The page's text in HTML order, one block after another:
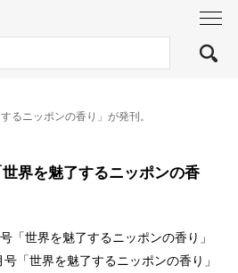
るニッポンの香り」が発刊。
界を魅了するニッポンの香
「世界を魅了するニッポンの香り」